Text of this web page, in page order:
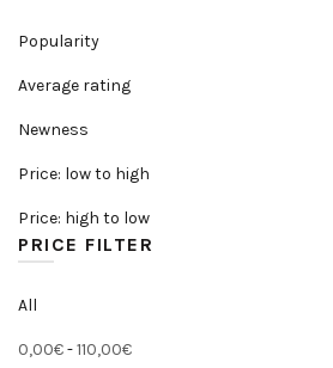
Popularity
Average rating
Newness
Price: low to high
Price: high to low
PRICE FILTER
All
0,00€-110,00€